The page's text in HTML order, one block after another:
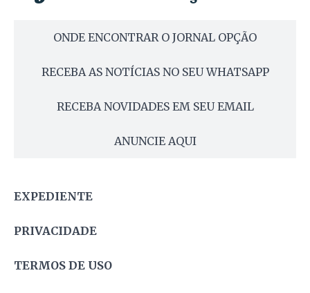
ONDE ENCONTRAR O JORNAL OPÇÃO
RECEBA AS NOTÍCIAS NO SEU WHATSAPP
RECEBA NOVIDADES EM SEU EMAIL
ANUNCIE AQUI
EXPEDIENTE
PRIVACIDADE
TERMOS DE USO